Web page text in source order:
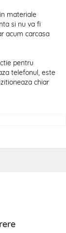
materiale
si nu va fi
acum carcasa
pentru
telefonul, este
chiar